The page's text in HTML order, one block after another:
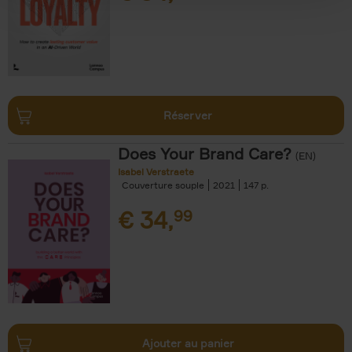
Réserver
Does Your Brand Care? (EN)
Isabel Verstraete
Couverture souple
2021 147
€ 34,99
Ajouter au panier